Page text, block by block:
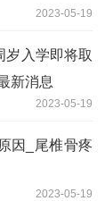
2023-05-19
岁入学即将取
新消息
2023-05-19
因_尾椎骨疼
2023-05-19